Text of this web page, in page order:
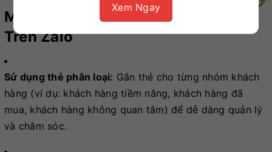
Mẹo Tối Ưu Hóa Danh Sách Bạn Bè
Trên Zalo
Sử dụng thẻ phân loại: Gắn thẻ cho từng nhóm khách
hàng (ví dụ: khách hàng tiềm năng, khách hàng đã
mua, khách hàng không quan tâm) để dễ dàng quản lý
và chăm sóc.
Xem Ngay